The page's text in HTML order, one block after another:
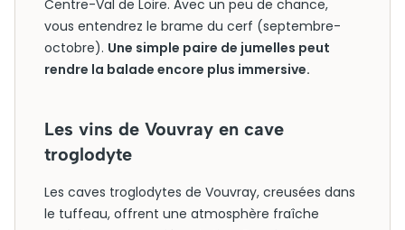
Centre-Val de Loire. Avec un peu de chance,
vous entendrez le brame du cerf (septembre-
octobre). Une simple paire de jumelles peut
rendre la balade encore plus immersive.
Les vins de Vouvray en cave
troglodyte
Les caves troglodytes de Vouvray, creusées dans
le tuffeau, offrent une atmosphère fraîche